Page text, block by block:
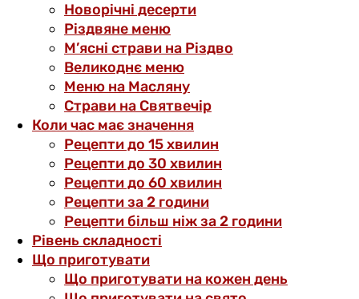
Новорічні десерти
Різдвяне меню
М’ясні страви на Різдво
Великоднє меню
Меню на Масляну
Страви на Святвечір
Коли час має значення
Рецепти до 15 хвилин
Рецепти до 30 хвилин
Рецепти до 60 хвилин
Рецепти за 2 години
Рецепти більш ніж за 2 години
Рівень складності
Що приготувати
Що приготувати на кожен день